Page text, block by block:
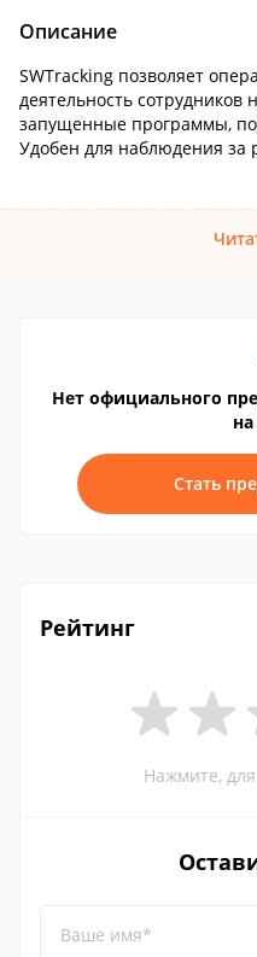
Описание
SWTracking позволяет
деятельность сотрудников
запущенные программы,
Удобен для наблюдения за
Нет официального
Стать
Рейтинг
Нажмите,
Ваше имя*